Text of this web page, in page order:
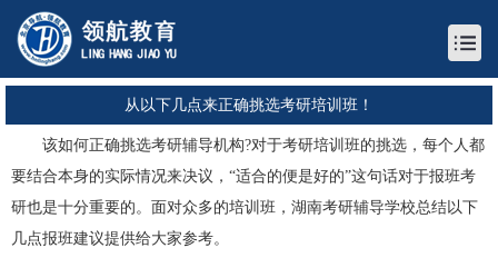
从以下几点来正确挑选考研培训班！
该如何正确挑选考研辅导机构?对于考研培训班的挑选，每个人都
要结合本身的实际情况来决议，“适合的便是好的”这句话对于报班考
研也是十分重要的。面对众多的培训班， 湖南考研辅导学校总结以下
几点报班建议提供给大家参考。